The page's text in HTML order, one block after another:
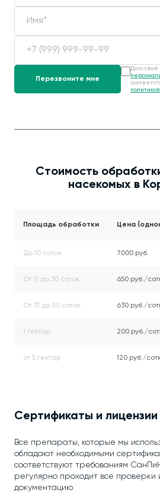
Даю своё
Стоимость
насекомых в
Площадь обработки Цена
До 10 соток 7000 руб.
От 11 до 30 соток 650 руб./
От 31 до 50 соток 630 руб./
1 гектар 200 руб./
от 5 гектар 120 руб./
Сертификаты и лицензии
Все препараты, которые мы
обладают необходимыми
соответствуют требованиям
регулярно проходит все проверки
документацию.